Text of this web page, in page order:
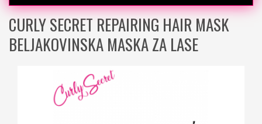
CURLY SECRET REPAIRING HAIR MASK
BELJAKOVINSKA MASKA ZA LASE